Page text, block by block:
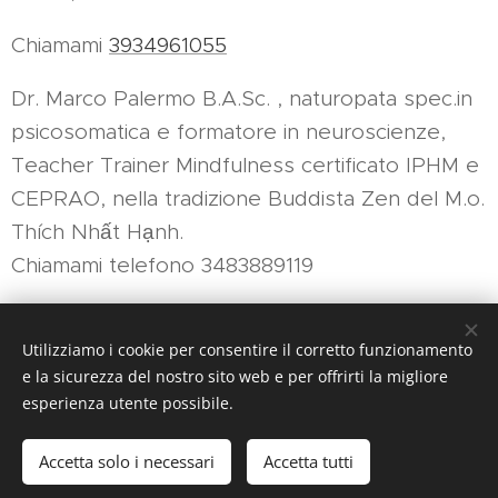
Chiamami 3934961055
Dr. Marco Palermo B.A.Sc. , naturopata spec.in
psicosomatica e formatore in neuroscienze,
Teacher Trainer Mindfulness certificato IPHM e
CEPRAO, nella tradizione Buddista Zen del M.o.
Thích Nhất Hạnh.
Chiamami telefono 3483889119
Creato con Webnode Cookies
Utilizziamo i cookie per consentire il corretto funzionamento
e la sicurezza del nostro sito web e per offrirti la migliore
esperienza utente possibile.
Accetta solo i necessari Accetta tutti